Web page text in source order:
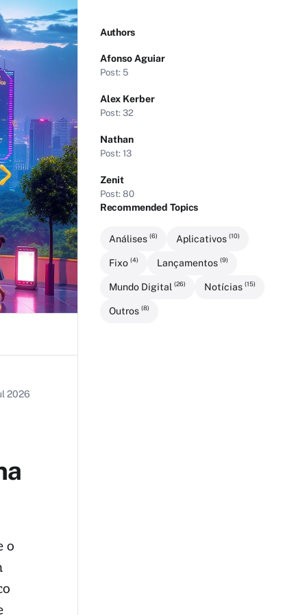
2026
o
Authors
Afonso Aguiar
Post: 5
Alex Kerber
Post: 32
Nathan
Post: 13
Zenit
Post: 80
Recommended Topics
Análises(6) Aplicativos (10)
Fixo(4) Lançamentos (9)
Mundo Digital(26) Notícias (15)
Outros(8)